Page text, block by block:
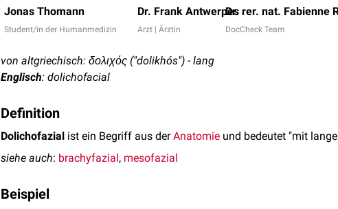
Jonas Thomann
Student/in der Humanmedizin
Dr. Frank Antwerpes
Arzt | Ärztin
Dr. rer. nat. Fabienne
DocCheck Team
von altgriechisch: δολιχός ("dolikhós") - lang
Englisch: dolichofacial
Definition
Dolichofazial ist ein Begriff aus derAnatomie und bedeutet "mit
siehe auch: brachyfazial, mesofazial
Beispiel